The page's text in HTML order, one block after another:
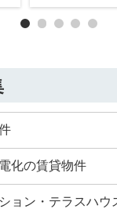
化の賃貸物件
ョン・テラスハウ